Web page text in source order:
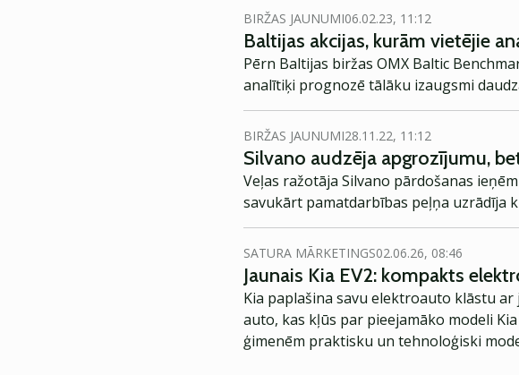
BIRŽAS JAUNUMI06.02.23, 11:12
Baltijas akcijas, kurām vietējie
Pērn Baltijas biržas OMX Baltic
analītiķi prognozē tālāku izaugsmi
BIRŽAS JAUNUMI28.11.22, 11:12
Silvano audzēja apgrozījumu,
Veļas ražotāja Silvano pārdošanas
savukārt pamatdarbības peļņa uzrādīja
SATURA MĀRKETINGS02.06.26, 08:46
Jaunais Kia EV2: kompakts
Kia paplašina savu elektroauto klāstu
auto, kas kļūs par pieejamāko modeli
ģimenēm praktisku un tehnoloģiski